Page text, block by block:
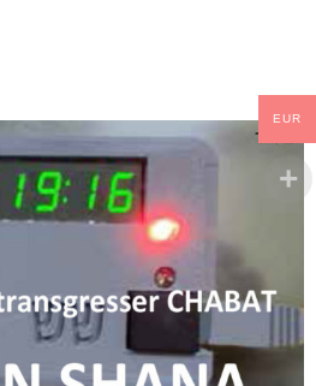
EUR